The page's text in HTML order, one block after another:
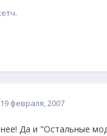
19 февраля, 2007
Да и "Остальные